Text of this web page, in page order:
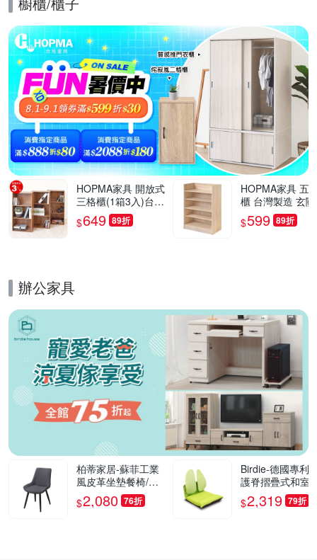
HOPMA家具 開放式
三格櫃(1箱3入)台灣
製造 收納置物櫃 儲
藏玄關櫃 展示空櫃-
$649 89折
HOPMA家具 五
櫃 台灣製造 玄
開放收納櫃 置物
櫃 鞋架-寬60 X
$599 89折
辦公家具
柏蒂家居-蘇菲工業
風皮革坐墊餐椅/休
閒椅(單椅)-55x42x8
2cm
$2,080 76折
Birdie-德國專利
護脊摺疊式和室
綠色-
$2,319 79折